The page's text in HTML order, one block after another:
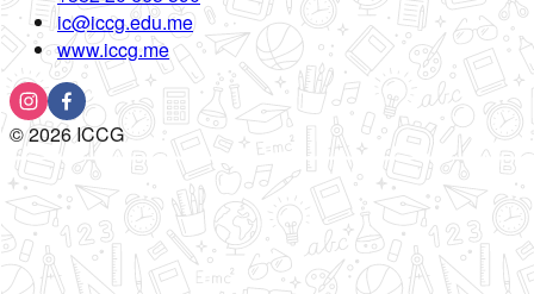
ic@iccg.edu.me
www.iccg.me
©2026ICCG